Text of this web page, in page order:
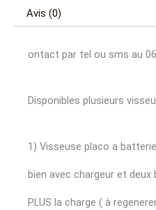
Avis (0)
ontact par tel ou sms au
Disponibles plusieurs
1) Visseuse placo a
bien avec chargeur et deux
PLUS la charge ( à